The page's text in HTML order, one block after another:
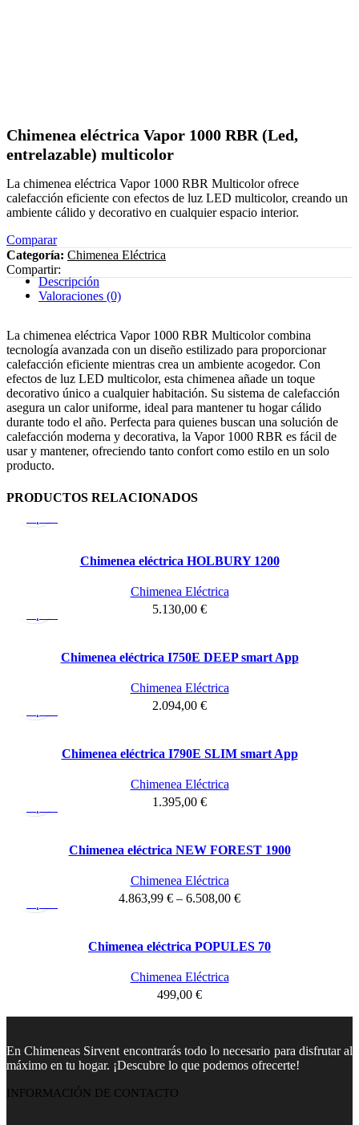
Chimenea eléctrica Vapor 1000 RBR (Led,
entrelazable) multicolor
La chimenea eléctrica Vapor 1000 RBR Multicolor ofrece
calefacción eficiente con efectos de luz LED multicolor, creando un
ambiente cálido y decorativo en cualquier espacio interior.
Comparar
Categoría: Chimenea Eléctrica
Compartir:
Descripción
Valoraciones (0)
La chimenea eléctrica Vapor 1000 RBR Multicolor combina
tecnología avanzada con un diseño estilizado para proporcionar
calefacción eficiente mientras crea un ambiente acogedor. Con
efectos de luz LED multicolor, esta chimenea añade un toque
decorativo único a cualquier habitación. Su sistema de calefacción
asegura un calor uniforme, ideal para mantener tu hogar cálido
durante todo el año. Perfecta para quienes buscan una solución de
calefacción moderna y decorativa, la Vapor 1000 RBR es fácil de
usar y mantener, ofreciendo tanto confort como estilo en un solo
producto.
PRODUCTOS RELACIONADOS
Vista
Chimenea eléctrica HOLBURY 1200
Chimenea Eléctrica
5.130,00 €
Chimenea eléctrica I750E DEEP smart App
Chimenea Eléctrica
2.094,00 €
Chimenea eléctrica I790E SLIM smart App
Chimenea Eléctrica
1.395,00 €
Chimenea eléctrica NEW FOREST 1900
Chimenea Eléctrica
4.863,99 € – 6.508,00 €
Chimenea eléctrica POPULES 70
Chimenea Eléctrica
499,00 €
En Chimeneas Sirvent encontrarás todo lo necesario para disfrutar al
máximo en tu hogar. ¡Descubre lo que podemos ofrecerte!
INFORMACIÓN DE CONTACTO